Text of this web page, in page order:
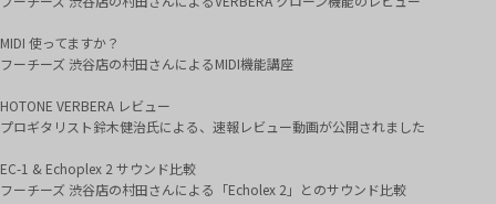
MIDI 使ってますか？
フーチーズ 渋谷店の村田さんによるMIDI機能講座
HOTONE VERBERA レビュー
プロギタリスト鈴木健治氏による、速報レビュー動画が公開されました
EC-1 & Echoplex 2 サウンド比較
フーチーズ 渋谷店の村田さんによる「Echolex 2」とのサウンド比較